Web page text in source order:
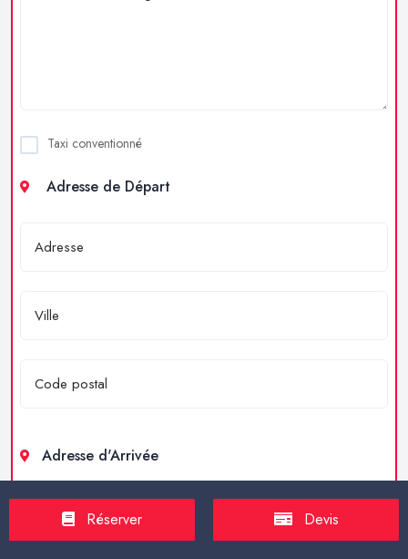
Taxi conventionné
Adresse de Départ
Adresse d'Arrivée
Réserver Devis